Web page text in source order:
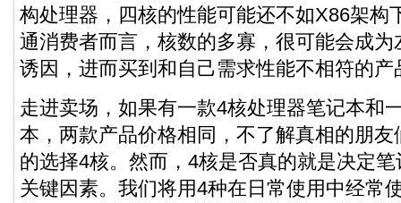
构处理器，四核的性能可能还不如X86架构
通消费者而言，核数的多寡，很可能会成
诱因，进而买到和自己需求性能不相符的产
走进卖场，如果有一款4核处理器笔记本和
本，两款产品价格相同，不了解真相的朋
的选择4核。然而，4核是否真的就是决定
关键因素。我们将用4种在日常使用中经常